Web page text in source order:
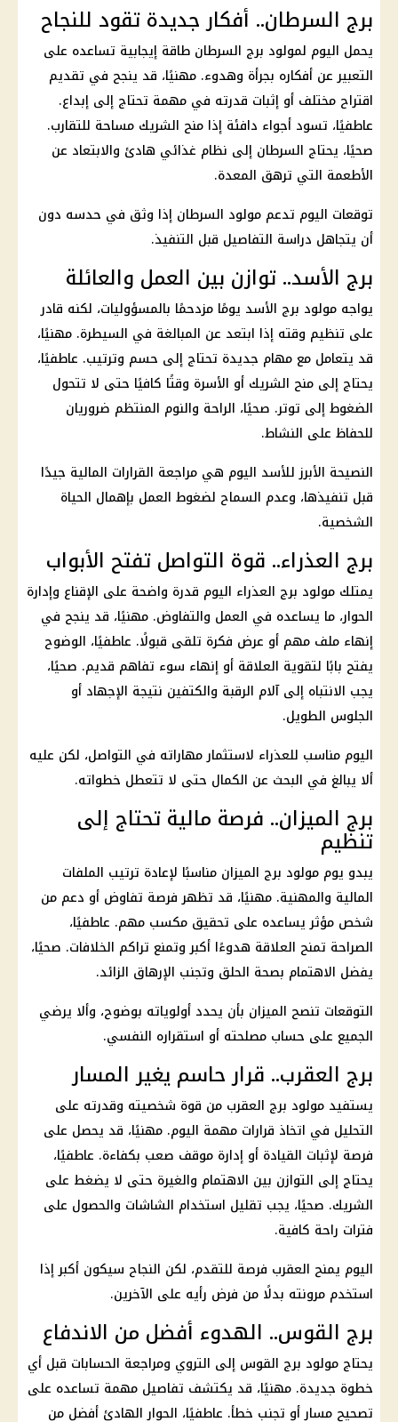
برج السرطان.. أفكار جديدة تقود للنجاح
يحمل اليوم لمولود برج السرطان طاقة إيجابية تساعده على
التعبير عن أفكاره بجرأة وهدوء. مهنيًا، قد ينجح في تقديم
اقتراح مختلف أو إثبات قدرته في مهمة تحتاج إلى إبداع.
عاطفيًا، تسود أجواء دافئة إذا منح الشريك مساحة للتقارب.
صحيًا، يحتاج السرطان إلى نظام غذائي هادئ والابتعاد عن
الأطعمة التي ترهق المعدة.
توقعات اليوم تدعم مولود السرطان إذا وثق في حدسه دون
أن يتجاهل دراسة التفاصيل قبل التنفيذ.
برج الأسد.. توازن بين العمل والعائلة
يواجه مولود برج الأسد يومًا مزدحمًا بالمسؤوليات، لكنه قادر
على تنظيم وقته إذا ابتعد عن المبالغة في السيطرة. مهنيًا،
قد يتعامل مع مهام جديدة تحتاج إلى حسم وترتيب. عاطفيًا،
يحتاج إلى منح الشريك أو الأسرة وقتًا كافيًا حتى لا تتحول
الضغوط إلى توتر. صحيًا، الراحة والنوم المنتظم ضروريان
للحفاظ على النشاط.
النصيحة الأبرز للأسد اليوم هي مراجعة القرارات المالية جيدًا
قبل تنفيذها، وعدم السماح لضغوط العمل بإهمال الحياة
الشخصية.
برج العذراء.. قوة التواصل تفتح الأبواب
يمتلك مولود برج العذراء اليوم قدرة واضحة على الإقناع وإدارة
الحوار، ما يساعده في العمل والتفاوض. مهنيًا، قد ينجح في
إنهاء ملف مهم أو عرض فكرة تلقى قبولًا. عاطفيًا، الوضوح
يفتح بابًا لتقوية العلاقة أو إنهاء سوء تفاهم قديم. صحيًا،
يجب الانتباه إلى آلام الرقبة والكتفين نتيجة الإجهاد أو
الجلوس الطويل.
اليوم مناسب للعذراء لاستثمار مهاراته في التواصل، لكن عليه
ألا يبالغ في البحث عن الكمال حتى لا تتعطل خطواته.
برج الميزان.. فرصة مالية تحتاج إلى
تنظيم
يبدو يوم مولود برج الميزان مناسبًا لإعادة ترتيب الملفات
المالية والمهنية. مهنيًا، قد تظهر فرصة تفاوض أو دعم من
شخص مؤثر يساعده على تحقيق مكسب مهم. عاطفيًا،
الصراحة تمنح العلاقة هدوءًا أكبر وتمنع تراكم الخلافات. صحيًا،
يفضل الاهتمام بصحة الحلق وتجنب الإرهاق الزائد.
التوقعات تنصح الميزان بأن يحدد أولوياته بوضوح، وألا يرضي
الجميع على حساب مصلحته أو استقراره النفسي.
برج العقرب.. قرار حاسم يغير المسار
يستفيد مولود برج العقرب من قوة شخصيته وقدرته على
التحليل في اتخاذ قرارات مهمة اليوم. مهنيًا، قد يحصل على
فرصة لإثبات القيادة أو إدارة موقف صعب بكفاءة. عاطفيًا،
يحتاج إلى التوازن بين الاهتمام والغيرة حتى لا يضغط على
الشريك. صحيًا، يجب تقليل استخدام الشاشات والحصول على
فترات راحة كافية.
اليوم يمنح العقرب فرصة للتقدم، لكن النجاح سيكون أكبر إذا
استخدم مرونته بدلًا من فرض رأيه على الآخرين.
برج القوس.. الهدوء أفضل من الاندفاع
يحتاج مولود برج القوس إلى التروي ومراجعة الحسابات قبل أي
خطوة جديدة. مهنيًا، قد يكتشف تفاصيل مهمة تساعده على
تصحيح مسار أو تجنب خطأ. عاطفيًا، الحوار الهادئ أفضل من